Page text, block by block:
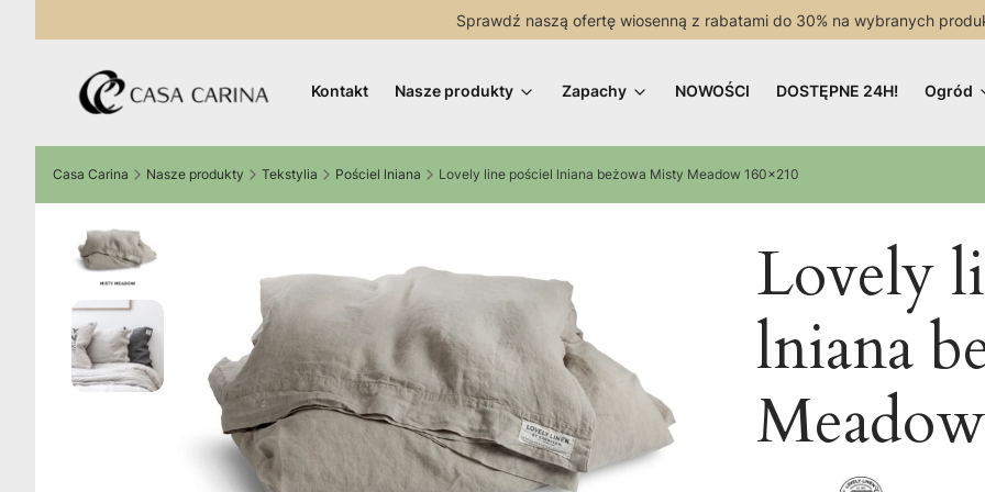
Sprawdź naszą ofertę wiosenną z rabatami do 30% na wybranych
Kontakt Nasze produkty Zapachy NOWOŚCI DOSTĘPNE 24H! Ogród
Casa Carina Nasze produkty Tekstylia Pościel lniana Lovely line pościel lniana beżowa Misty Meadow 160x210
Lovely
lniana